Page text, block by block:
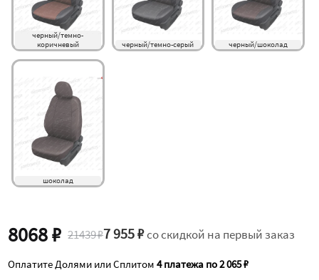
черный/темно-
коричневый
черный/темно-серый черный/шоколад
шоколад
8068 ₽ 21439 ₽7 955 ₽со скидкой на первый заказ
Оплатите Долями или Сплитом4 платежа по 2 065 ₽